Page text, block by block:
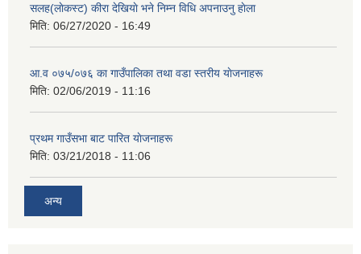
सलह(लाेकस्ट) कीरा देखियाे भने निम्न विधि अपनाउनु हाेला
मिति: 06/27/2020 - 16:49
आ‍.व ०७५/०७६ का गाउँपालिका तथा वडा स्तरीय याेजनाहरू
मिति: 02/06/2019 - 11:16
प्रथम गाउँसभा बाट पारित याेजनाहरू
मिति: 03/21/2018 - 11:06
अन्य